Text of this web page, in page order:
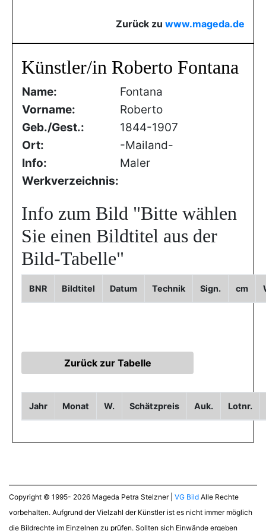
Zurück zu www.mageda.de
Künstler/in Roberto Fontana
Name:
Fontana
Vorname:
Roberto
Geb./Gest.:
1844-1907
Ort:
-Mailand-
Info:
Maler
Werkverzeichnis:
Info zum Bild "Bitte wählen
Sie einen Bildtitel aus der
Bild-Tabelle"
BNR Bildtitel Datum Technik Sign. cm
Jahr Monat W. Schätzpreis Auk. Lotnr.
Copyright © 1995- 2026 Mageda Petra Stelzner | VG Bild Alle Rechte
vorbehalten. Aufgrund der Vielzahl der Künstler ist es nicht immer möglich
die Bildrechte im Einzelnen zu prüfen. Sollten sich Einwände ergeben